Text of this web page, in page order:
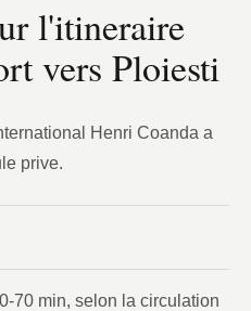
l'itineraire
vers Ploiesti
Henri Coanda a
prive.
70 min, selon la circulation